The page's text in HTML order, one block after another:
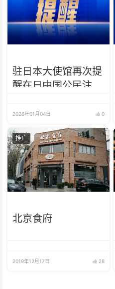
驻日本大使馆再次提
醒在日中国公民注意
2026年01月04日 0
推广
北京食府
2019年12月17日 28